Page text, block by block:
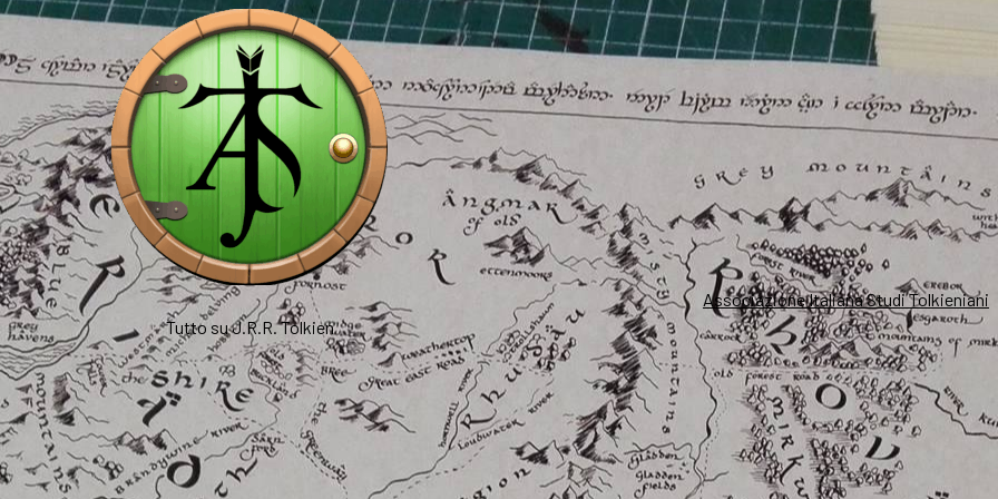
Associazione Italiana Studi Tolkieniani
Tutto su J.R.R. Tolkien